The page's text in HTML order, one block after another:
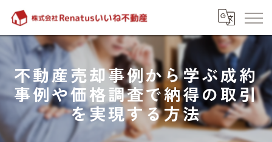
不動産売却事例から学ぶ成約
事例や価格調査で納得の取引
を実現する方法